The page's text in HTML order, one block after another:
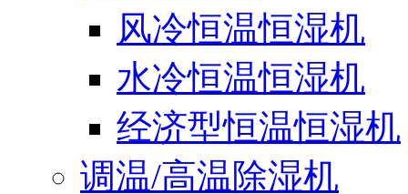
风冷恒温恒湿机
水冷恒温恒湿机
经济型恒温恒湿机
调温/高温除湿机